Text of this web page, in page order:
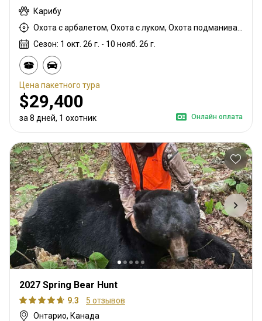
Карибу
Сезон: 1 окт. 26 г. - 10 нояб. 26 г.
Цена пакетного тура
$29,400
за 8 дней, 1 охотник Онлайн оплата
2027 Spring Bear Hunt
9.3
5 отзывов
Онтарио, Канада